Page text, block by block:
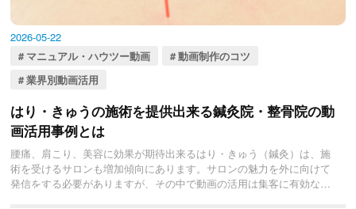
2026-05-22
マニュアル・ハウツー動画
動画制作のコツ
業界別動画活用
はり・きゅうの施術を提供出来る鍼灸院・整骨院の動
画活用事例とは
腰痛、肩こり、美容に効果が期待出来るはり・きゅう（鍼灸）は、施
術を受けるサロンも増加傾向にあります。サロンの魅力を外に向けて
発信をする必要がありますが、その中で動画の活用は集客に有効なツ